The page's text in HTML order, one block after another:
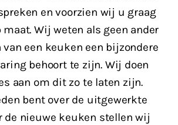
en voorzien wij u graag
Wij weten als geen ander
een keuken een bijzondere
behoort te zijn. Wij doen
aan om dit zo te laten zijn.
bent over de uitgewerkte
de nieuwe keuken stellen wij